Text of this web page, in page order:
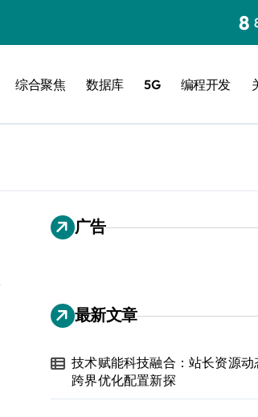
8
综合聚焦 数据库 5G 编程开发
广告
最新文章
技术赋能科技融合：站长资源动
跨界优化配置新探